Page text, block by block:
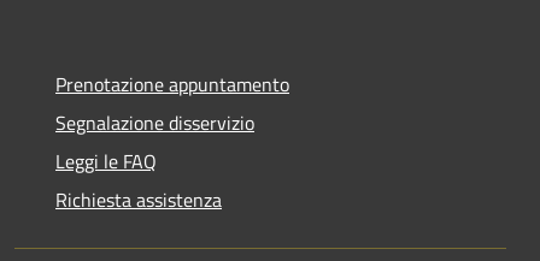
Prenotazione appuntamento
Segnalazione disservizio
Leggi le FAQ
Richiesta assistenza